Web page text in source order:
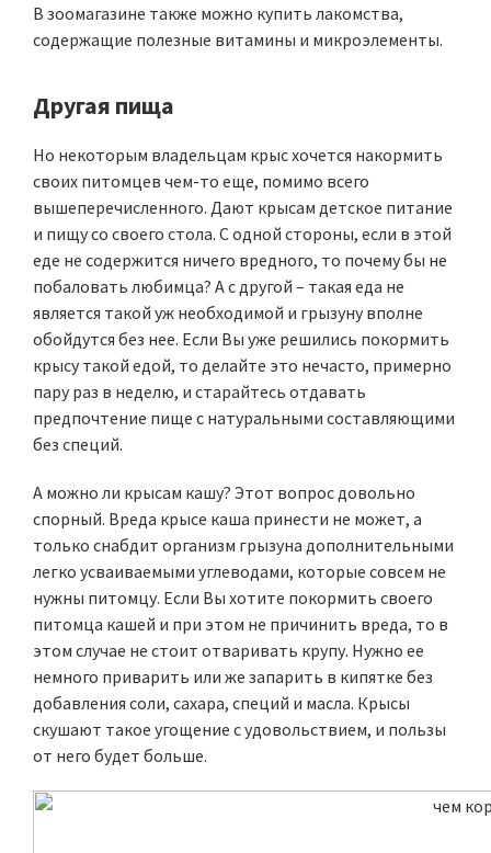
В зоомагазине также можно купить лакомства,
содержащие полезные витамины и микроэлементы.
Другая пища
Но некоторым владельцам крыс хочется накормить
своих питомцев чем-то еще, помимо всего
вышеперечисленного. Дают крысам детское питание
и пищу со своего стола. С одной стороны, если в этой
еде не содержится ничего вредного, то почему бы не
побаловать любимца? А с другой – такая еда не
является такой уж необходимой и грызуну вполне
обойдутся без нее. Если Вы уже решились покормить
крысу такой едой, то делайте это нечасто, примерно
пару раз в неделю, и старайтесь отдавать
предпочтение пище с натуральными составляющими
без специй.
А можно ли крысам кашу? Этот вопрос довольно
спорный. Вреда крысе каша принести не может, а
только снабдит организм грызуна дополнительными
легко усваиваемыми углеводами, которые совсем не
нужны питомцу. Если Вы хотите покормить своего
питомца кашей и при этом не причинить вреда, то в
этом случае не стоит отваривать крупу. Нужно ее
немного приварить или же запарить в кипятке без
добавления соли, сахара, специй и масла. Крысы
скушают такое угощение с удовольствием, и пользы
от него будет больше.